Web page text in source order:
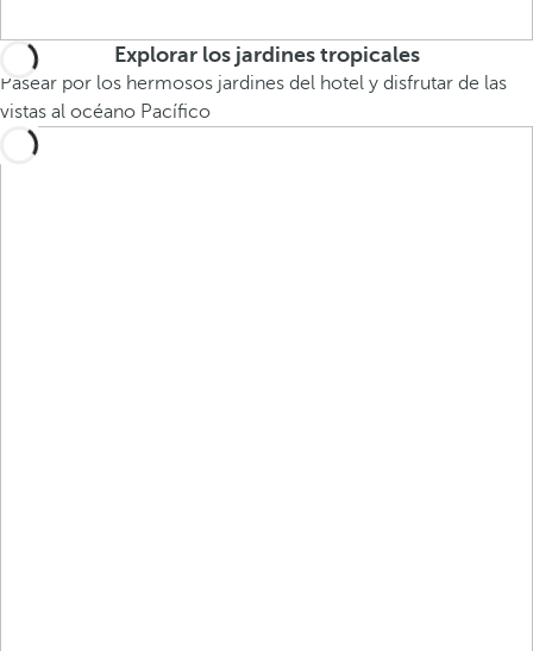
Explorar los jardines tropicales
Pasear por los hermosos jardines del hotel y disfrutar de las
vistas al océano Pacífico